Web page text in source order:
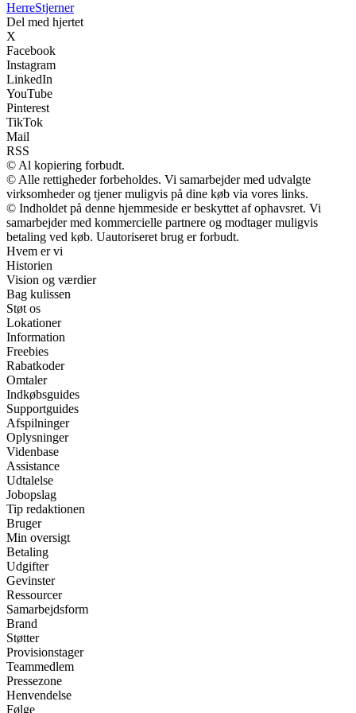
HerreStjerner
Del med hjertet
X
Facebook
Instagram
LinkedIn
YouTube
Pinterest
TikTok
Mail
RSS
© Al kopiering forbudt.
© Alle rettigheder forbeholdes. Vi samarbejder med udvalgte
virksomheder og tjener muligvis på dine køb via vores links.
© Indholdet på denne hjemmeside er beskyttet af ophavsret. Vi
samarbejder med kommercielle partnere og modtager muligvis
betaling ved køb. Uautoriseret brug er forbudt.
Hvem er vi
Historien
Vision og værdier
Bag kulissen
Støt os
Lokationer
Information
Freebies
Rabatkoder
Omtaler
Indkøbsguides
Supportguides
Afspilninger
Oplysninger
Videnbase
Assistance
Udtalelse
Jobopslag
Tip redaktionen
Bruger
Min oversigt
Betaling
Udgifter
Gevinster
Ressourcer
Samarbejdsform
Brand
Støtter
Provisionstager
Teammedlem
Pressezone
Henvendelse
Følge